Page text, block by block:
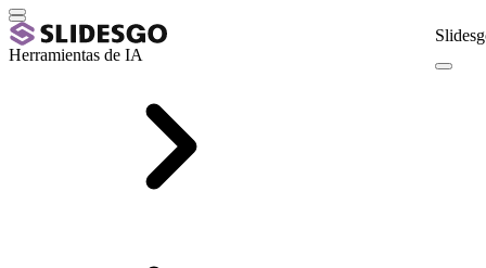
Herramientas de IA